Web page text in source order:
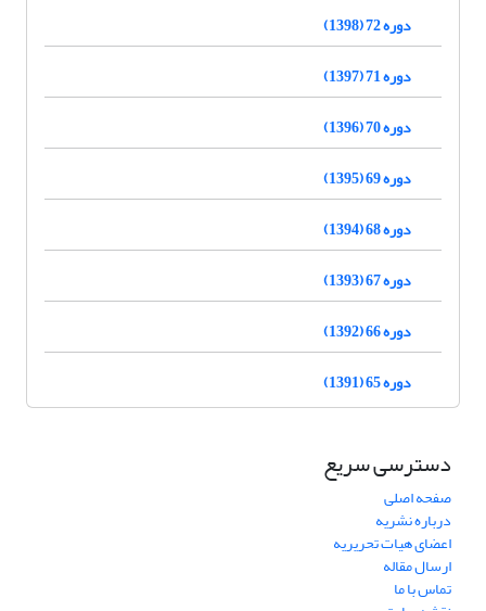
دوره 72 (1398)
دوره 71 (1397)
دوره 70 (1396)
دوره 69 (1395)
دوره 68 (1394)
دوره 67 (1393)
دوره 66 (1392)
دوره 65 (1391)
دسترسی سریع
صفحه اصلی
درباره نشریه
اعضای هیات تحریریه
ارسال مقاله
تماس با ما